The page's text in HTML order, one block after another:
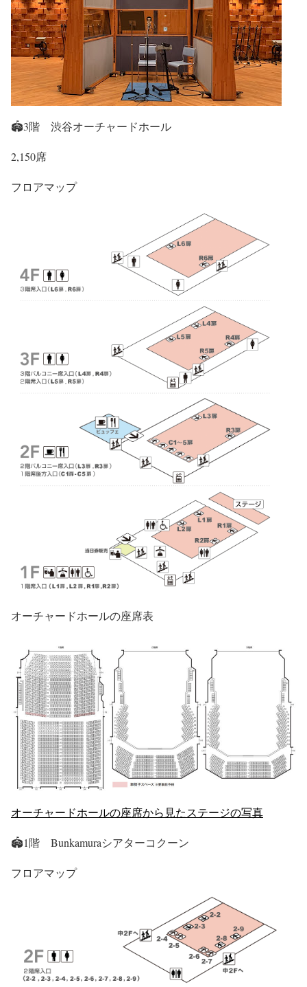
🏟3階 渋谷オーチャードホール
2,150席
フロアマップ
オーチャードホールの座席表
オーチャードホールの座席から見たステージの写真
🏟1階 Bunkamuraシアターコクーン
フロアマップ